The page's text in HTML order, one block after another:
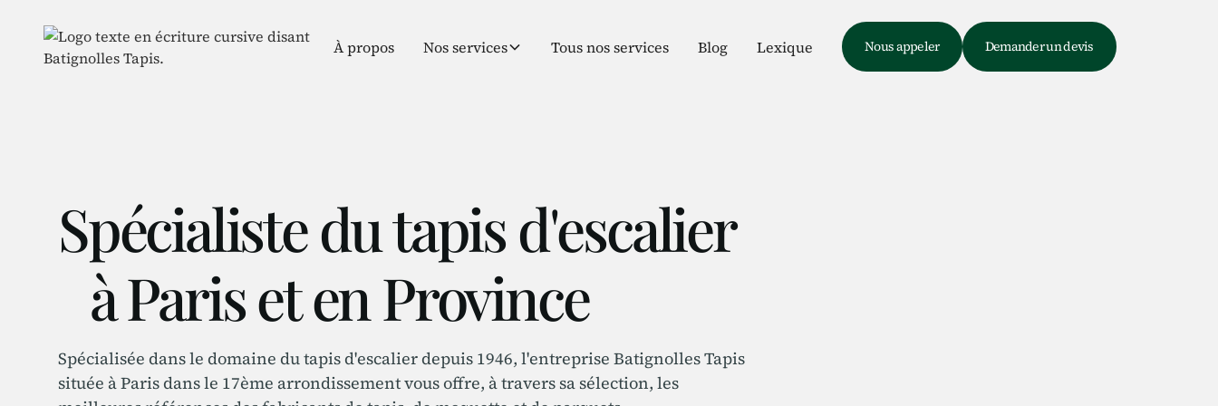
À propos Nos services Tous nos services Blog Lexique Nous appeler Demander un devis
Spécialiste du tapis d'escalier
à Paris et en Province
Spécialisée dans le domaine du tapis d'escalier depuis 1946, l'entreprise Batignolles Tapis
située à Paris dans le 17ème arrondissement vous offre, à travers sa sélection, les